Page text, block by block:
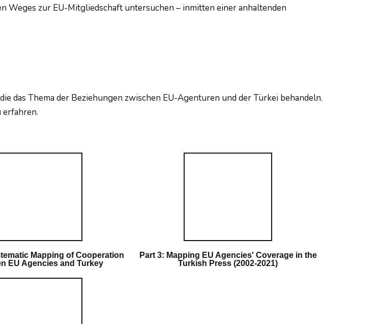
Weges zur EU-Mitgliedschaft untersuchen – inmitten einer anhaltenden
das Thema der Beziehungen zwischen EU-Agenturen und der Türkei behandeln.
erfahren.
Mapping of Cooperation
EU Agencies and Turkey
Part 3: Mapping EU Agencies' Coverage in the
Turkish Press (2002-2021)